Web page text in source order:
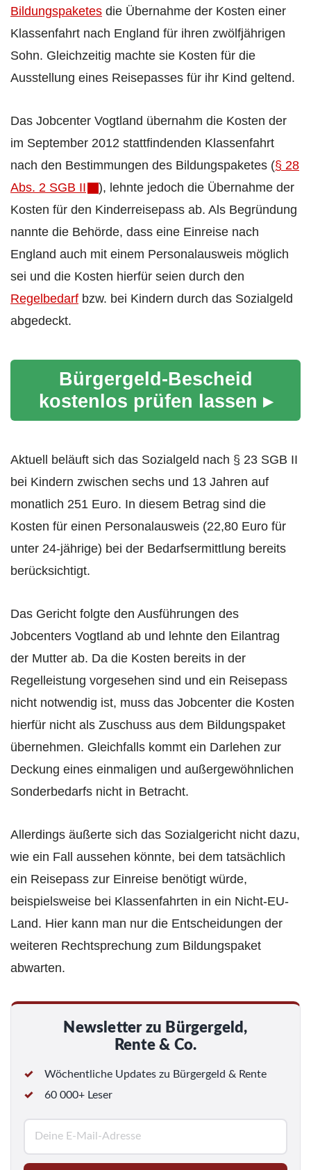
Bildungspaketes die Übernahme der Kosten einer
Klassenfahrt nach England für ihren zwölfjährigen
Sohn. Gleichzeitig machte sie Kosten für die
Ausstellung eines Reisepasses für ihr Kind geltend.
Das Jobcenter Vogtland übernahm die Kosten der
im September 2012 stattfindenden Klassenfahrt
nach den Bestimmungen des Bildungspaketes (§ 28
Abs. 2 SGB II
), lehnte jedoch die Übernahme der
Kosten für den Kinderreisepass ab. Als Begründung
nannte die Behörde, dass eine Einreise nach
England auch mit einem Personalausweis möglich
sei und die Kosten hierfür seien durch den
Regelbedarf bzw. bei Kindern durch das Sozialgeld
abgedeckt.
Bürgergeld-Bescheid
kostenlos prüfen lassen ▸
Aktuell beläuft sich das Sozialgeld nach § 23 SGB II
bei Kindern zwischen sechs und 13 Jahren auf
monatlich 251 Euro. In diesem Betrag sind die
Kosten für einen Personalausweis (22,80 Euro für
unter 24-jährige) bei der Bedarfsermittlung bereits
berücksichtigt.
Das Gericht folgte den Ausführungen des
Jobcenters Vogtland ab und lehnte den Eilantrag
der Mutter ab. Da die Kosten bereits in der
Regelleistung vorgesehen sind und ein Reisepass
nicht notwendig ist, muss das Jobcenter die Kosten
hierfür nicht als Zuschuss aus dem Bildungspaket
übernehmen. Gleichfalls kommt ein Darlehen zur
Deckung eines einmaligen und außergewöhnlichen
Sonderbedarfs nicht in Betracht.
Allerdings äußerte sich das Sozialgericht nicht dazu,
wie ein Fall aussehen könnte, bei dem tatsächlich
ein Reisepass zur Einreise benötigt würde,
beispielsweise bei Klassenfahrten in ein Nicht-EU-
Land. Hier kann man nur die Entscheidungen der
weiteren Rechtsprechung zum Bildungspaket
abwarten.
Newsletter zu Bürgergeld,
Rente & Co.
Wöchentliche Updates zu Bürgergeld & Rente
60 000+ Leser
M